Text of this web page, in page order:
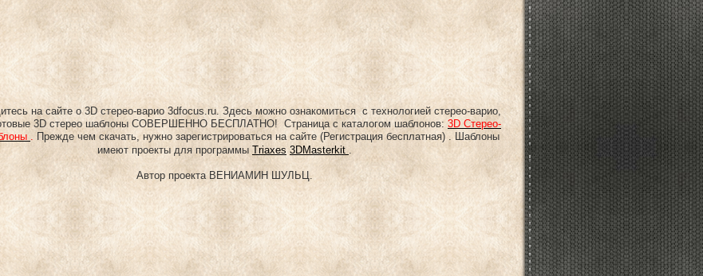
на сайте о 3D стерео-варио 3dfocus.ru. Здесь можно ознакомиться с технологией стерео-варио,
3D стерео шаблоны СОВЕРШЕННОБЕСПЛАТНО! Страница с каталогом шаблонов: 3D Стерео-
. Прежде чем скачать, нужно зарегистрироваться на сайте (Регистрация бесплатная) . Шаблоны
имеют проекты для программы Triaxes 3DMasterkit .
Автор проекта ВЕНИАМИН ШУЛЬЦ.